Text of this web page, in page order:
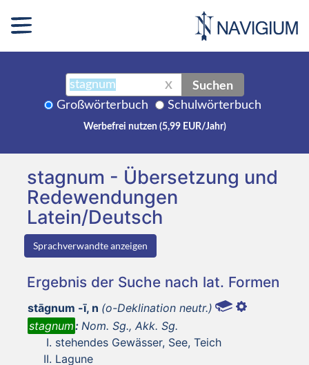
X Suchen
Großwörterbuch Schulwörterbuch
Werbefrei nutzen (5,99 EUR/Jahr)
stagnum - Übersetzung und
Redewendungen
Latein/Deutsch
Sprachverwandte anzeigen
Ergebnis der Suche nach lat. Formen
stāgnum -ī, n (o-Deklination neutr.)
stagnum: Nom. Sg., Akk. Sg.
stehendes Gewässer, See, Teich
Lagune